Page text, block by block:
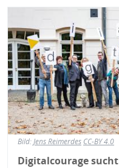
Bild
Bild:Jens Reimerdes CC-BY 4.0
Digitalcourage sucht